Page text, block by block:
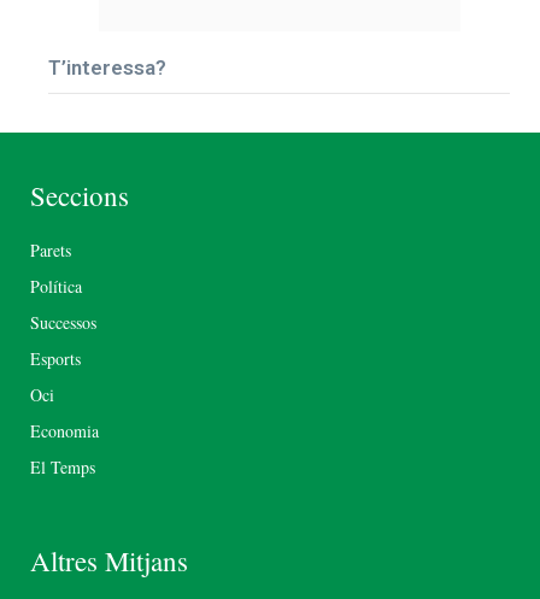
T’interessa?
Seccions
Parets
Política
Successos
Esports
Oci
Economia
El Temps
Altres Mitjans